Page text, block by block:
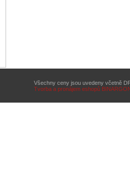
Všechny ceny jsou uvedeny včetně
Tvorba a pronájem eshopů